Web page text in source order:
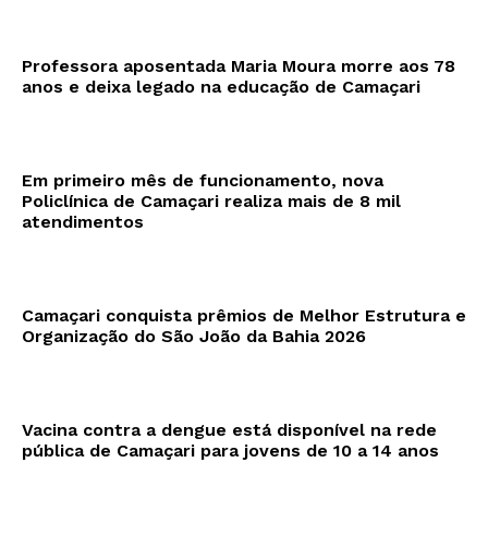
Professora aposentada Maria Moura morre aos 78
anos e deixa legado na educação de Camaçari
Em primeiro mês de funcionamento, nova
Policlínica de Camaçari realiza mais de 8 mil
atendimentos
Camaçari conquista prêmios de Melhor Estrutura e
Organização do São João da Bahia 2026
Vacina contra a dengue está disponível na rede
pública de Camaçari para jovens de 10 a 14 anos